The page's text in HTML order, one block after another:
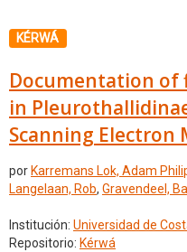
KÉRWÁ
Documentation of
in
Scanning Electron
por Karremans Lok, Adam
Langelaan, Rob, Gravendeel,
Institución: Universidad de
Repositorio: Kérwá